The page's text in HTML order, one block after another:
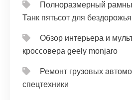
Полноразмерный
Танк пятьсот для бездорожья
Обзор интерьера и
кроссовера geely monjaro
Ремонт грузовых
спецтехники